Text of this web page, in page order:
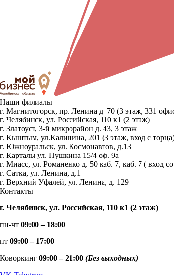
Наши филиалы
г. Магнитогорск, пр. Ленина д. 70 (3 этаж, 331
г. Челябинск, ул. Российская, 110 к1 (2 этаж)
г. Златоуст, 3-й микрорайон д. 43, 3 этаж
г. Кыштым, ул.Калинина, 201 (3 этаж, вход с торца)
г. Южноуральск, ул. Космонавтов, д.13
г. Карталы ул. Пушкина 15/4 оф. 9а
г. Миасс, ул. Романенко д. 50 каб. 7, каб. 7 ( вход
г. Сатка, ул. Ленина, д.1
г. Верхний Уфалей, ул. Ленина, д. 129
Контакты
г. Челябинск, ул. Российская, 110 к1 (2 этаж)
пн-чт 09:00 – 18:00
пт 09:00 – 17:00
Коворкинг 09:00 – 21:00 (Без выходных)